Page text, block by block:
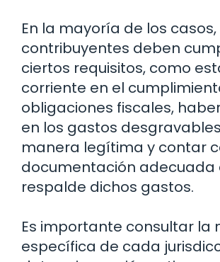
En la mayoría de los casos,
contribuyentes deben
ciertos requisitos, como
corriente en el
obligaciones fiscales,
en los gastos
manera legítima y contar
documentación adecuada
respalde dichos gastos.
Es importante consultar la
específica de cada